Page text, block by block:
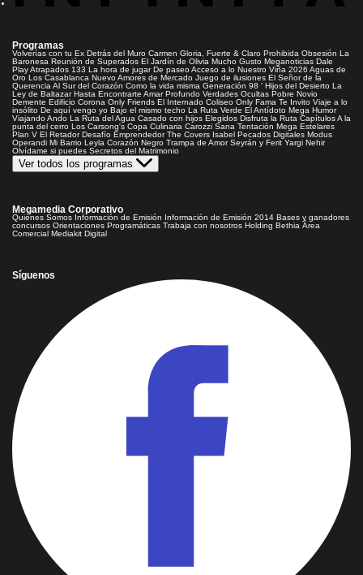
Programas
Volverías con tu Ex Detrás del Muro Carmen Gloria, Fuerte & Claro Prohibida Obsesión La
Baronesa Reunión de Superados El Jardín de Olivia Mucho Gusto Meganoticias Dale
PlayAtrapados 133 La hora de jugar De paseoAcceso a lo Nuestro Viña 2026 Aguas de
Oro Los Casablanca Nuevo Amores de Mercado Juego de ilusiones El Señor de la
Querencia Al Sur del Corazón Como la vida misma Generación 98 ' Hijos del Desierto La
Ley de Baltazar Hasta Encontrarte Amar Profundo Verdades Ocultas Pobre Novio
Demente Edificio Corona Only Friends El Internado Coliseo Only Fama Te Invito Viaje a lo
insólito De aquí vengo yo Bajo el mismo techo La Ruta Verde El Antídoto Mega Humor
Viajando Ando La Ruta del Agua Casado con hijos Elegidos Disfruta la Ruta CapítulosA la
punta del cerro Los Carsong's Copa Culinaria Carozzi Sana Tentación Mega Estelares
Plan V El Retador Desafío Emprendedor The Covers Isabel Pecados Digitales Modus
Operandi Mi Barrio Leyla Corazón Negro Trampa de Amor Seyrán y Ferit Yargi Nehir
Olvídame si puedes Secretos del Matrimonio
Ver todos los programas
Megamedia Corporativo
Quienes Somos Información de Emisión Información de Emisión 2014 Bases y ganadores
concursos Orientaciones Programáticas Trabaja con nosotros Holding Bethia Área
Comercial Mediakit Digital
Síguenos